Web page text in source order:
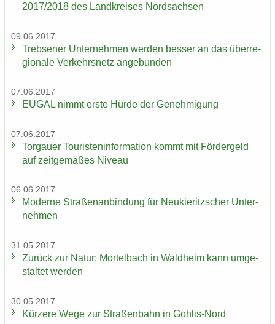
2017/2018 des Land­krei­ses Nord­sach­sen
09.06.2017
Trebse­ner Un­ter­neh­men wer­den bes­ser an das über­re­
gio­na­le Ver­kehrs­netz an­ge­bun­den
07.06.2017
EUGAL nimmt erste Hürde der Ge­neh­mi­gung
07.06.2017
Tor­gau­er Tou­ris­ten­in­for­ma­ti­on kommt mit För­der­geld
auf zeit­ge­mä­ßes Ni­veau
06.06.2017
Mo­der­ne Stra­ßen­an­bin­dung für Neu­kie­ritz­scher Un­ter­
neh­men
31.05.2017
Zu­rück zur Natur: Mor­tel­bach in Wald­heim kann um­ge­
stal­tet wer­den
30.05.2017
Kür­ze­re Wege zur Stra­ßen­bahn in Gohlis-​Nord